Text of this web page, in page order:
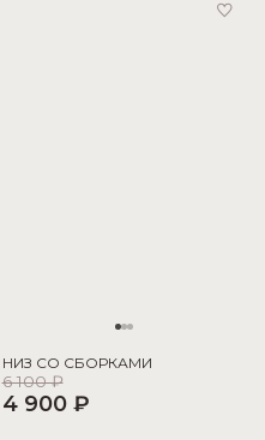
НИЗ СО СБОРКАМИ
6 100 ₽
4 900 ₽